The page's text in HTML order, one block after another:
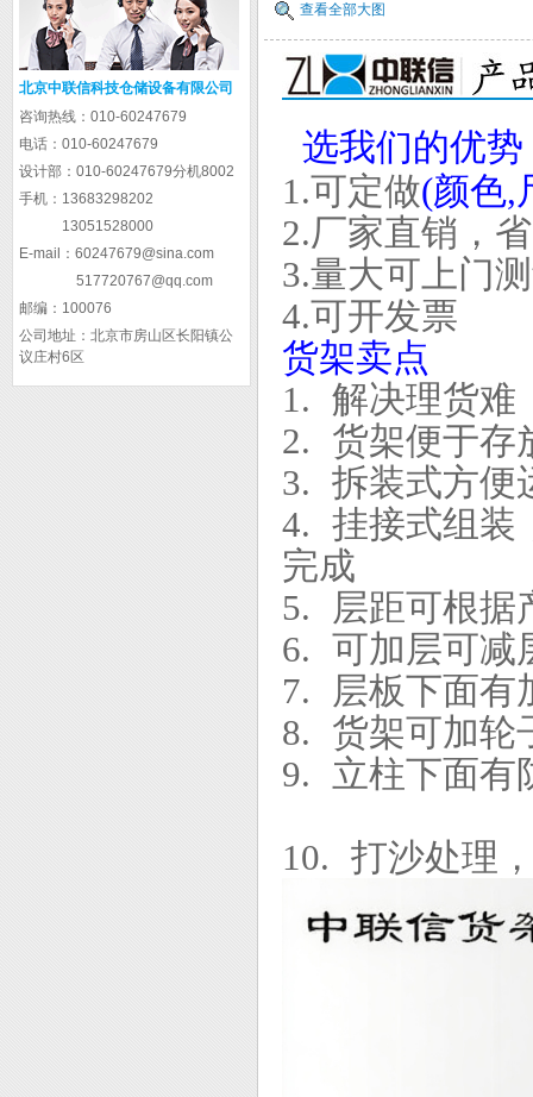
北京中联信科技仓储设备有限公司
咨询热线： 010-60247679
电话： 010-60247679
设计部： 010-60247679分机8002
手机： 13683298202
13051528000
E-mail： 60247679@sina.com
517720767@qq.com
邮编： 100076
公司地址： 北京市房山区长阳镇公
议庄村6区
查看全部大图
选我们的优势
1.可定做(颜色,
2.厂家直销，
3.量大可上门
4.可开发票
货架卖点
1. 解决理货难
2. 货架便于存
3. 拆装式方便
4. 挂接式组装
完成
5. 层距可根据
6. 可加层可减
7. 层板下面有
8. 货架可加轮
9. 立柱下面有
10. 打沙处理